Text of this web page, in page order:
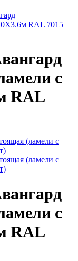
RAL 7015
с
RAL
с
RAL